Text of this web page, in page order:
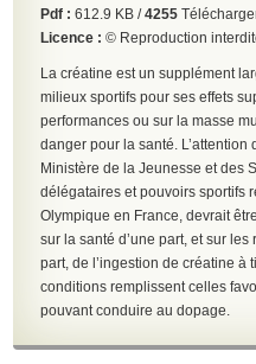
Pdf : 612.9 KB /4255
Licence : © Reproduction
La créatine est un supplément
milieux sportifs pour ses effets
performances ou sur la masse
danger pour la santé. L’attention
Ministère de la Jeunesse et des
délégataires et pouvoirs sportifs
Olympique en France, devrait
sur la santé d’une part, et sur les
part, de l’ingestion de créatine à
conditions remplissent celles
pouvant conduire au dopage.